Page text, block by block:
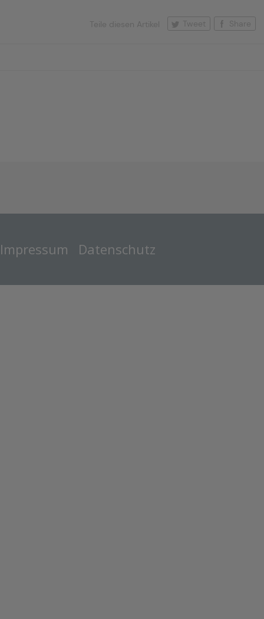
Teile diesen Artikel Tweet Share
Impressum Datenschutz